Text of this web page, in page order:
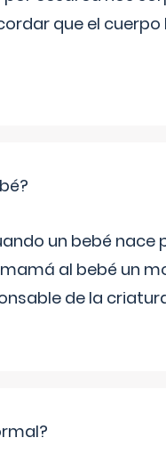
que el
un bebé nace
al bebé un
de la